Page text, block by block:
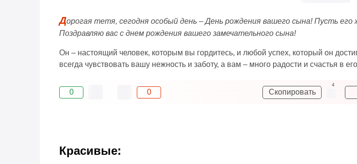
Дорогая тетя, сегодня особый день – День рождения вашего сына! Пусть
Поздравляю вас с днем рождения вашего замечательного сына!
Он – настоящий человек, которым вы гордитесь, и любой успех, который он
всегда чувствовать вашу нежность и заботу, а вам – много радости и счастья в
0 0 Скопировать
4
Красивые: